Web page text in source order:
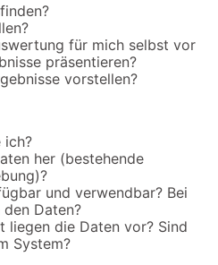
für mich selbst vor
präsentieren?
vorstellen?
ich?
her (bestehende
und verwendbar? Bei
Daten?
liegen die Daten vor? Sind
System?